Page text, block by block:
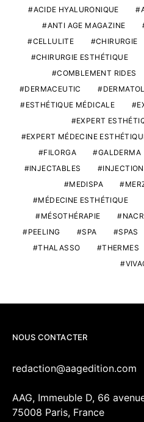
ACIDE HYALURONIQUE
ANTI AGE MAGAZINE
CELLULITE
CHIRURGIE
CHIRURGIE ESTHÉTIQUE
COMBLEMENT RIDES
DERMACEUTIC
ESTHÉTIQUE MÉDICALE
EXPERT
EXPERT MÉDECINE
FILORGA
GALDERMA
INJECTABLES
MEDISPA
MÉDECINE ESTHÉTIQUE
MÉSOTHÉRAPIE
PEELING
SPA SPAS
THALASSO
THERMES
NOUS CONTACTER
redaction@aagedition.com
AAG, Immeuble D, 66
75008 Paris, France